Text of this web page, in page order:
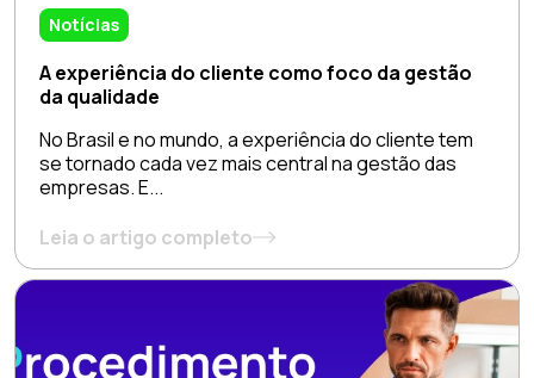
Notícias
A experiência do cliente como foco da gestão
da qualidade
No Brasil e no mundo, a experiência do cliente tem
se tornado cada vez mais central na gestão das
empresas. E...
Leia o artigo completo